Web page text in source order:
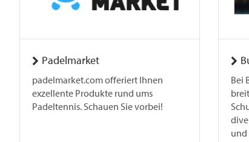
Padelmarket
padelmarket.com offeriert Ihnen
exzellente Produkte rund ums
Padeltennis. Schauen Sie vorbei!
Bei
und